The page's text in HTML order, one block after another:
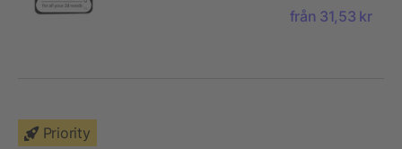
från 31,53 kr
Priority